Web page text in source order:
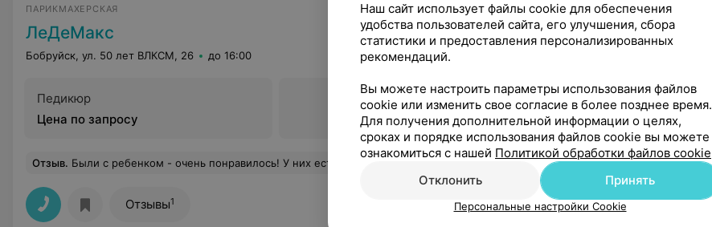
ПАРИКМАХЕРСКАЯ
ЛеДеМакс
Бобруйск, ул. 50 лет ВЛКСМ, 26 до 16:00
Педикюр
Цена по запросу
Все цены
Отзыв. Были с ребенком - очень понравилось! У них есть специальное детское кресло. Цены нормальные, большое помещение нет ощущения тесноты. Еще
Отзывы1
Наш сайт использует файлы cookie для обеспечения
удобства пользователей сайта, его улучшения, сбора
статистики и предоставления персонализированных
рекомендаций.
Вы можете настроить параметры использования файлов
cookie или изменить свое согласие в более позднее время.
Для получения дополнительной информации о целях,
сроках и порядке использования файлов cookie вы можете
ознакомиться с нашей Политикой обработки файлов cookie
Отклонить
Принять
Персональные настройки Cookie